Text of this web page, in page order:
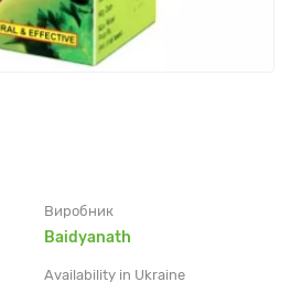
Виробник
Baidyanath
Availability in Ukraine